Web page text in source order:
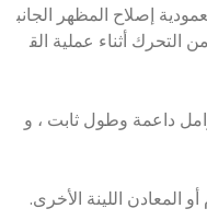
إصلاح المظهر الجانب
أثناء عملية الق
داعمة وطول ثابت ، و